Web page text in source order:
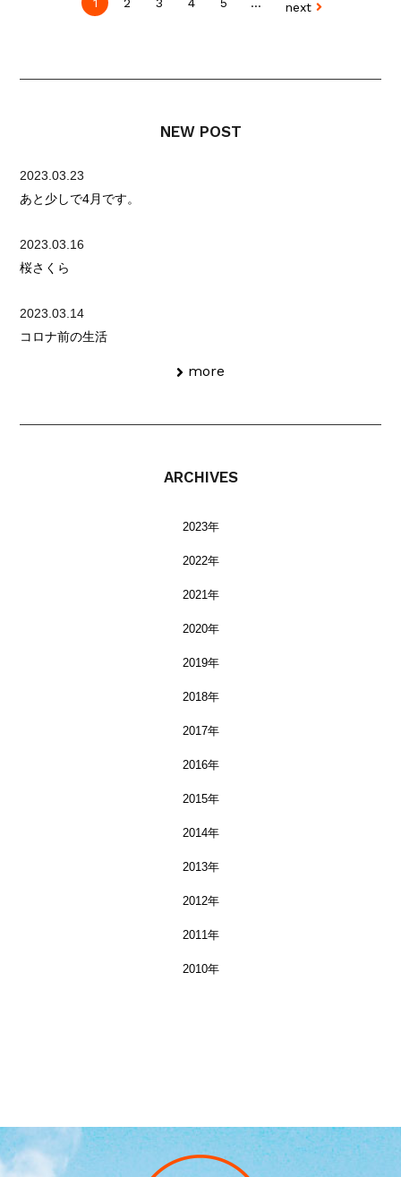
next
NEW POST
2023.03.23
あと少しで4月です。
2023.03.16
桜さくら
2023.03.14
コロナ前の生活
more
ARCHIVES
2023年
2022年
2021年
2020年
2019年
2018年
2017年
2016年
2015年
2014年
2013年
2012年
2011年
2010年